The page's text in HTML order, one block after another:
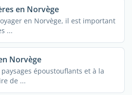
en Norvège
en Norvège, il est important
...
Norvège
époustouflants et à la
de ...